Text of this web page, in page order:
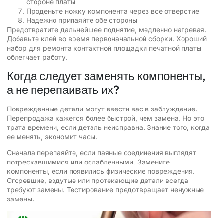
стороне платы
Проденьте ножку компонента через все отверстие
Надежно припаяйте обе стороны
Предотвратите дальнейшее поднятие, медленно нагревая.
Добавьте клей во время первоначальной сборки. Хороший
набор для ремонта контактной площадки печатной платы
облегчает работу.
Когда следует заменять компоненты,
а не перепаивать их?
Поврежденные детали могут ввести вас в заблуждение.
Перепродажа кажется более быстрой, чем замена. Но это
трата времени, если деталь неисправна. Знание того, когда
ее менять, экономит часы.
Сначала перепаяйте, если паяные соединения выглядят
потрескавшимися или ослабленными. Замените
компоненты, если появились физические повреждения.
Сгоревшие, вздутые или протекающие детали всегда
требуют замены. Тестирование предотвращает ненужные
замены.